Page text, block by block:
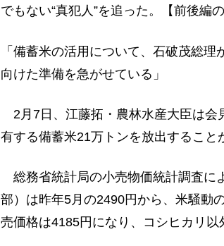
でもない“真犯人”を追った。【前後編の
「備蓄米の活用について、石破茂総
向けた準備を急がせている」
2月7日、江藤拓・農林水産大臣は会
有する備蓄米21万トンを放出すること
総務省統計局の小売物価統計調査に
部）は昨年5月の2490円から、米騒動
売価格は4185円になり、コシヒカリ以